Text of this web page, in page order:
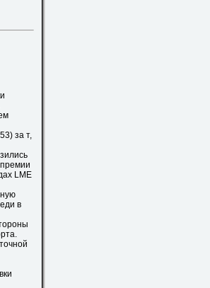
за т,
LME
в